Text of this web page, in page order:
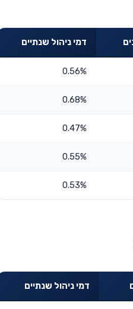
דמי ניהול שנתיים
0.56%
0.68%
0.47%
0.55%
0.53%
דמי ניהול שנתיים